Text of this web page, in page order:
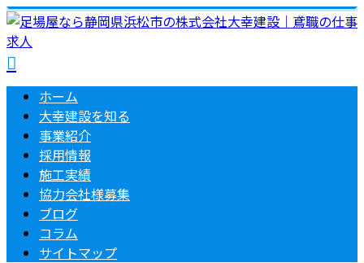
ホーム
大幸建設を知る
事業紹介
採用情報
施工実績
協力会社様募集
ブログ
コラム
サイトマップ